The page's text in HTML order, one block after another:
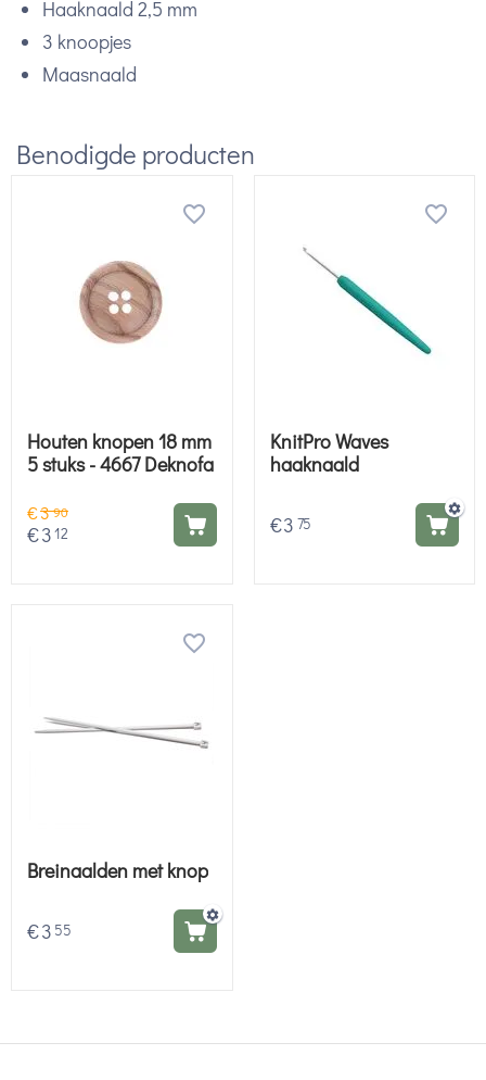
Haaknaald 2,5 mm
3 knoopjes
Maasnaald
Benodigde producten
Houten knopen 18 mm
5 stuks - 4667 Deknofa
€390
€312
KnitPro Waves
haaknaald
€3 75
Breinaalden met knop
€3 55